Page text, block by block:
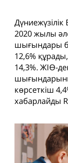
2020 жылы
шығындары
12,6%
14,3%. ЖІӨ-
көрсеткіш
хабарлайды